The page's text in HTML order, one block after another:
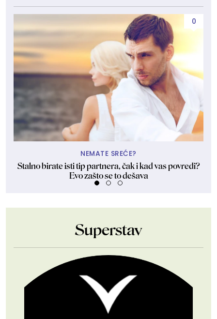
0
NEMATE SREĆE?
Stalno birate isti tip partnera, čak i kad vas povredi?
Evo zašto se to dešava
Superstav